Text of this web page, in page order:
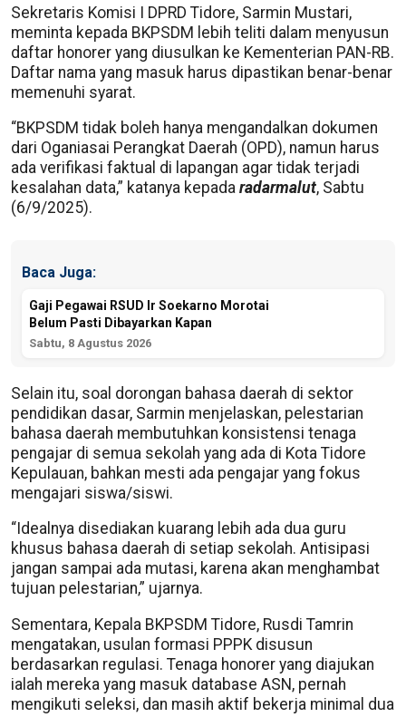
Sekretaris Komisi I DPRD Tidore, Sarmin Mustari,
meminta kepada BKPSDM lebih teliti dalam menyusun
daftar honorer yang diusulkan ke Kementerian PAN-RB.
Daftar nama yang masuk harus dipastikan benar-benar
memenuhi syarat.
“BKPSDM tidak boleh hanya mengandalkan dokumen
dari Oganiasai Perangkat Daerah (OPD), namun harus
ada verifikasi faktual di lapangan agar tidak terjadi
kesalahan data,” katanya kepada radarmalut, Sabtu
(6/9/2025).
Baca Juga:
Gaji Pegawai RSUD Ir Soekarno Morotai
Belum Pasti Dibayarkan Kapan
Sabtu, 8 Agustus 2026
Selain itu, soal dorongan bahasa daerah di sektor
pendidikan dasar, Sarmin menjelaskan, pelestarian
bahasa daerah membutuhkan konsistensi tenaga
pengajar di semua sekolah yang ada di Kota Tidore
Kepulauan, bahkan mesti ada pengajar yang fokus
mengajari siswa/siswi.
“Idealnya disediakan kuarang lebih ada dua guru
khusus bahasa daerah di setiap sekolah. Antisipasi
jangan sampai ada mutasi, karena akan menghambat
tujuan pelestarian,” ujarnya.
Sementara, Kepala BKPSDM Tidore, Rusdi Tamrin
mengatakan, usulan formasi PPPK disusun
berdasarkan regulasi. Tenaga honorer yang diajukan
ialah mereka yang masuk database ASN, pernah
mengikuti seleksi, dan masih aktif bekerja minimal dua